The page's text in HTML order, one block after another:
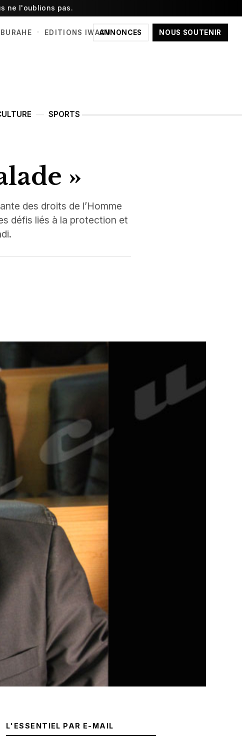
ne l'oublions pas.
ANNONCES NOUS SOUTENIR
· EDITIONS IWACU
SPORTS
»
des droits de l’Homme
défis liés à la protection et
L'ESSENTIEL PAR E-MAIL